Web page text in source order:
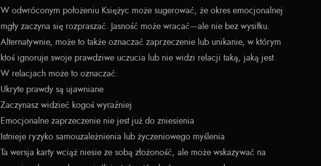
W odwróconym położeniu Księżyc może sugerować, że okres emocjonalnej
mgły zaczyna się rozpraszać. Jasność może wracać—ale nie bez wysiłku.
Alternatywnie, może to także oznaczać zaprzeczenie lub unikanie, w którym
ktoś ignoruje swoje prawdziwe uczucia lub nie widzi relacji taką, jaką jest.
W relacjach może to oznaczać:
Ukryte prawdy są ujawniane
Zaczynasz widzieć kogoś wyraźniej
Emocjonalne zaprzeczenie nie jest już do zniesienia
Istnieje ryzyko samouzależnienia lub życzeniowego myślenia
Ta wersja karty wciąż niesie ze sobą złożoność, ale może wskazywać na